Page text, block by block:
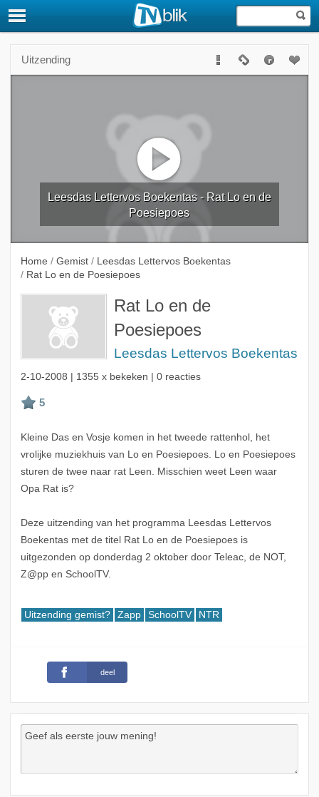
Uitzending
Leesdas Lettervos Boekentas - Rat Lo en de
Poesiepoes
Home / Gemist / Leesdas Lettervos Boekentas
/ Rat Lo en de Poesiepoes
Rat Lo en de
Poesiepoes
Leesdas Lettervos Boekentas
2-10-2008 | 1355 x bekeken | 0 reacties
Kleine Das en Vosje komen in het tweede rattenhol, het
vrolijke muziekhuis van Lo en Poesiepoes. Lo en Poesiepoes
sturen de twee naar rat Leen. Misschien weet Leen waar
Opa Rat is?
Deze uitzending van het programma Leesdas Lettervos
Boekentas met de titel Rat Lo en de Poesiepoes is
uitgezonden op donderdag 2 oktober door Teleac, de NOT,
Z@pp en SchoolTV.
Uitzending gemist? Zapp SchoolTV NTR
deel